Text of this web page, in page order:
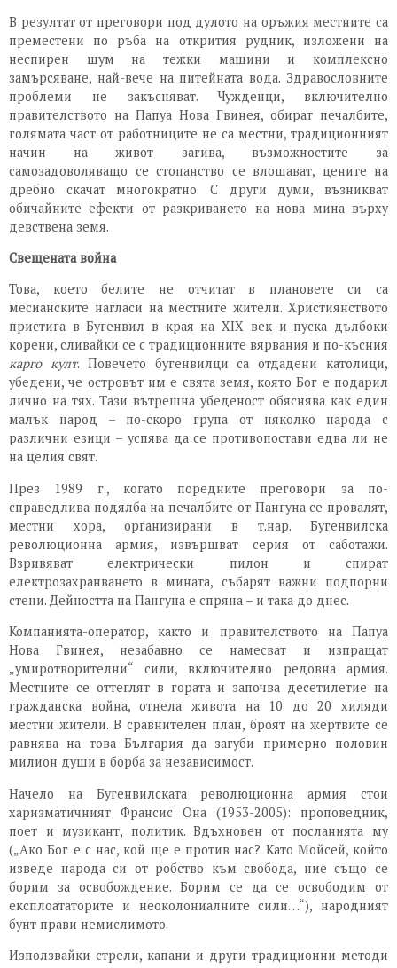
В резултат от преговори под дулото на оръжия местните са
преместени по ръба на открития рудник, изложени на
неспирен шум на тежки машини и комплексно
замърсяване, най-вече на питейната вода. Здравословните
проблеми не закъсняват. Чужденци, включително
правителството на Папуа Нова Гвинея, обират печалбите,
голямата част от работниците не са местни, традиционният
начин на живот загива, възможностите за
самозадоволяващо се стопанство се влошават, цените на
дребно скачат многократно. С други думи, възникват
обичайните ефекти от разкриването на нова мина върху
девствена земя.
Свещената война
Това, което белите не отчитат в плановете си са
месианските нагласи на местните жители. Християнството
пристига в Бугенвил в края на XIX век и пуска дълбоки
корени, сливайки се с традиционните вярвания и по-късния
карго култ. Повечето бугенвилци са отдадени католици,
убедени, че островът им е свята земя, която Бог е подарил
лично на тях. Тази вътрешна убеденост обяснява как един
малък народ – по-скоро група от няколко народа с
различни езици – успява да се противопостави едва ли не
на целия свят.
През 1989 г., когато поредните преговори за по-
справедлива подялба на печалбите от Пангуна се провалят,
местни хора, организирани в т.нар. Бугенвилска
революционна армия, извършват серия от саботажи.
Взривяват електрически пилон и спират
електрозахранването в мината, събарят важни подпорни
стени. Дейността на Пангуна е спряна – и така до днес.
Компанията-оператор, както и правителството на Папуа
Нова Гвинея, незабавно се намесват и изпращат
„умиротворителни“ сили, включително редовна армия.
Местните се оттеглят в гората и започва десетилетие на
гражданска война, отнела живота на 10 до 20 хиляди
местни жители. В сравнителен план, броят на жертвите се
равнява на това България да загуби примерно половин
милион души в борба за независи­мост.
Начело на Бугенвилс­ката революционна армия стои
харизматичният Франсис Она (1953-2005): проповедник,
поет и музикант, политик. Вдъхновен от посланията му
(„Ако Бог е с нас, кой ще е против нас? Като Мойсей, който
изведе народа си от робство към свобода, ние също се
борим за освобождение. Борим се да се освободим от
експлоататорите и неоколониалните сили…“), народният
бунт прави немислимото.
Използвайки стрели, капани и други традиционни методи